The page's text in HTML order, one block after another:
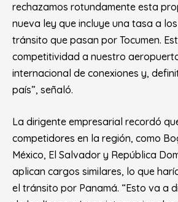
rechazamos rotundamente esta
nueva ley que incluye una tasa a
tránsito que pasan por Tocumen.
competitividad a nuestro
internacional de conexiones y,
país”, señaló.
La dirigente empresarial recordó
competidores en la región, como
México, El Salvador y República
aplican cargos similares, lo que
el tránsito por Panamá. “Esto va a